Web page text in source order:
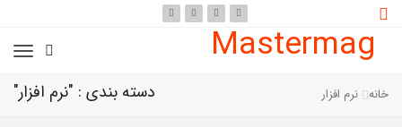
Mastermag
دسته بندی : "نرم افزار" خانه نرم افزار